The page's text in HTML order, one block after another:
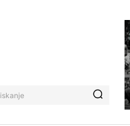
iskanje